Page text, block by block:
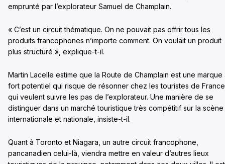
emprunté par l’explorateur Samuel de Champlain.
« C’est un circuit thématique. On ne pouvait pas offrir tous les
produits francophones n’importe comment. On voulait un produit
plus structuré », explique-t-il.
Martin Lacelle estime que la Route de Champlain est une marque
fort potentiel qui risque de résonner chez les touristes de
qui veulent suivre les pas de l’explorateur. Une manière de se
distinguer dans un marché touristique très compétitif sur la scène
internationale et nationale, insiste-t-il.
Quant à Toronto et Niagara, un autre circuit francophone,
pancanadien celui-là, viendra mettre en valeur d’autres lieux